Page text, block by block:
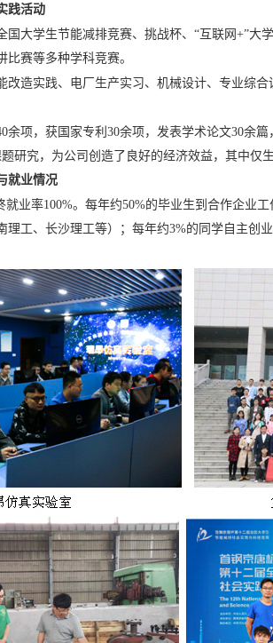
践活动
国大学生节能减排竞赛、挑战杯、“互联网+”大
赛等多种学科竞赛。
改造实践、电厂生产实习、机械设计、专业综
余项，获国家专利30余项，发表学术论文30余
研究，为公司创造了良好的经济效益，其中仅
就业情况
业率100%。每年约50%的毕业生到合作企业
理工、长沙理工等）；每年约3%的同学自主创